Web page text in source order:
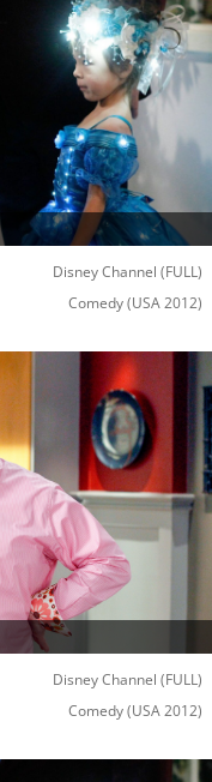
Disney Channel (FULL)
Comedy(USA 2012)
Disney Channel (FULL)
Comedy(USA 2012)